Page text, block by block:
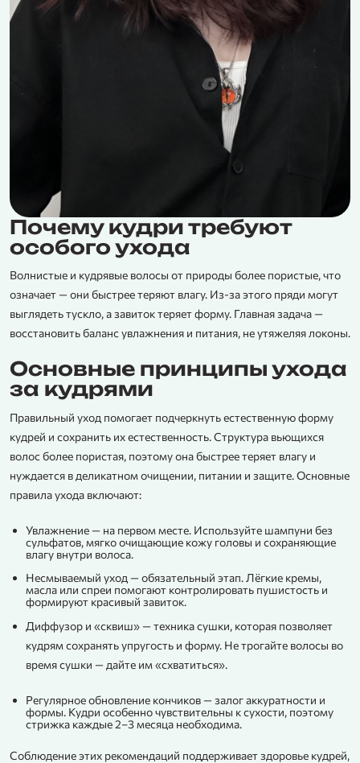
Почему кудри требуют
особого ухода
Волнистые и кудрявые волосы от природы более пористые, что
означает — они быстрее теряют влагу. Из-за этого пряди могут
выглядеть тускло, а завиток теряет форму. Главная задача —
восстановить баланс увлажнения и питания, не утяжеляя локоны.
Основные принципы ухода
за кудрями
Правильный уход помогает подчеркнуть естественную форму
кудрей и сохранить их естественность. Структура вьющихся
волос более пористая, поэтому она быстрее теряет влагу и
нуждается в деликатном очищении, питании и защите. Основные
правила ухода включают:
Увлажнение — на первом месте. Используйте шампуни без
сульфатов, мягко очищающие кожу головы и сохраняющие
влагу внутри волоса.
Несмываемый уход — обязательный этап. Лёгкие кремы,
масла или спреи помогают контролировать пушистость и
формируют красивый завиток.
Диффузор и «сквиш» — техника сушки, которая позволяет
кудрям сохранять упругость и форму. Не трогайте волосы во
время сушки — дайте им «схватиться».
Регулярное обновление кончиков — залог аккуратности и
формы. Кудри особенно чувствительны к сухости, поэтому
стрижка каждые 2–3 месяца необходима.
Соблюдение этих рекомендаций поддерживает здоровье кудрей,